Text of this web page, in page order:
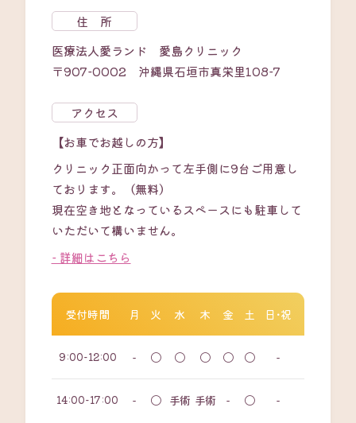
住 所
医療法人愛ランド 愛島クリニック
〒907-0002 沖縄県石垣市真栄里108-7
アクセス
【お車でお越しの方】
クリニック正面向かって左手側に9台ご用意し
ております。（無料）
現在空き地となっているスペースにも駐車して
いただいて構いません。
- 詳細はこちら
受付時間 月 火 水 木 金 土 日・祝
9:00-12:00 - 〇 〇 〇 〇 〇 -
14:00-17:00 - 〇 手術 手術 - 〇 -